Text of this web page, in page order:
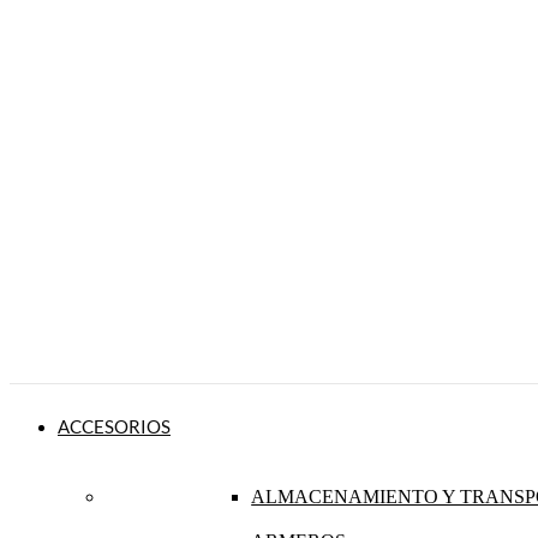
ACCESORIOS
ALMACENAMIENTO Y